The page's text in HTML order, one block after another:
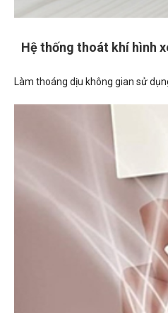
Hệ thống thoát khí hình
Làm thoáng dịu không gian sử